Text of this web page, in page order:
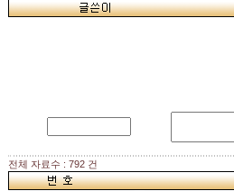
전체 자료수 : 792 건